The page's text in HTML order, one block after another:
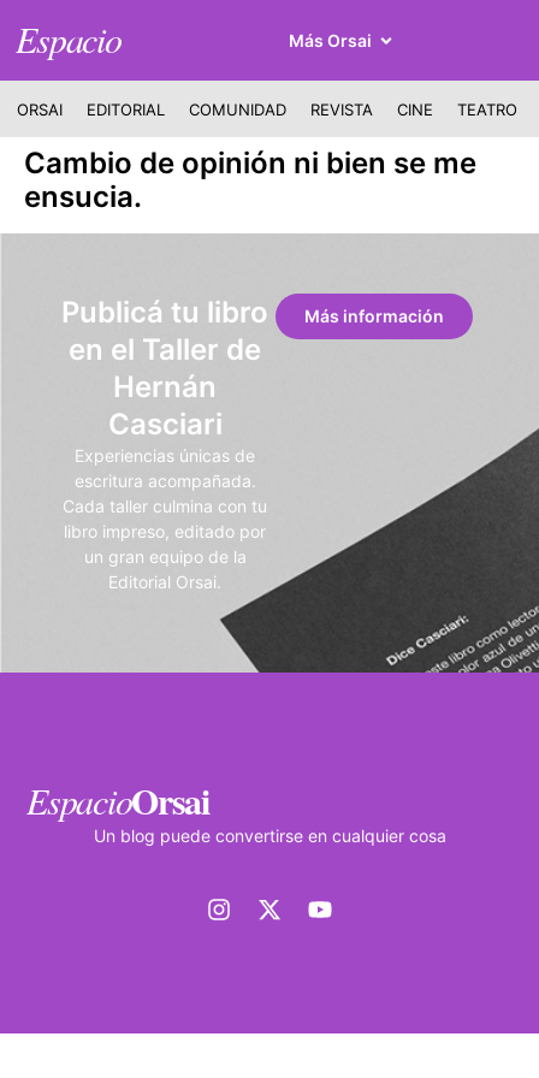
Espacio Más Orsai
ORSAI EDITORIAL COMUNIDAD REVISTA CINE TEATRO
Cambio de opinión ni bien se me
ensucia.
Publicá tu libro
en el Taller de
Hernán
Casciari
Experiencias únicas de
escritura acompañada.
Cada taller culmina con tu
libro impreso, editado por
un gran equipo de la
Editorial Orsai.
Más información
EspacioOrsai
Un blog puede convertirse en cualquier cosa